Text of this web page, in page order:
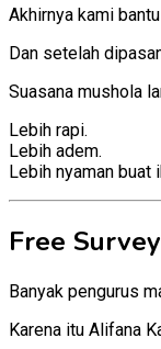
Akhirnya kami
Dan setelah
Suasana mushola
Lebih rapi.
Lebih adem.
Lebih nyaman buat
Free
Banyak pengurus
Karena itu Alifana